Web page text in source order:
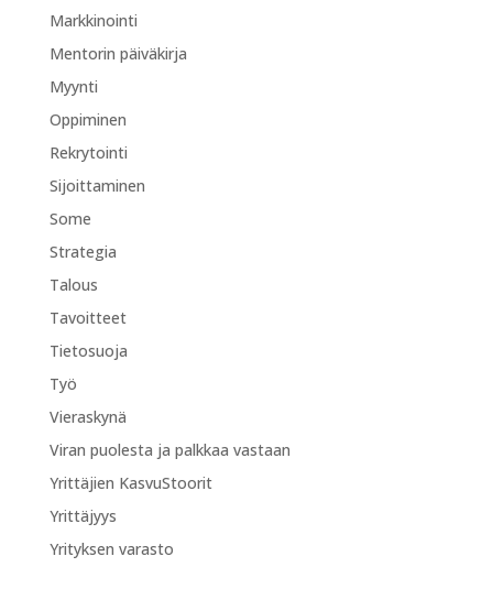
Markkinointi
Mentorin päiväkirja
Myynti
Oppiminen
Rekrytointi
Sijoittaminen
Some
Strategia
Talous
Tavoitteet
Tietosuoja
Työ
Vieraskynä
Viran puolesta ja palkkaa vastaan
Yrittäjien KasvuStoorit
Yrittäjyys
Yrityksen varasto